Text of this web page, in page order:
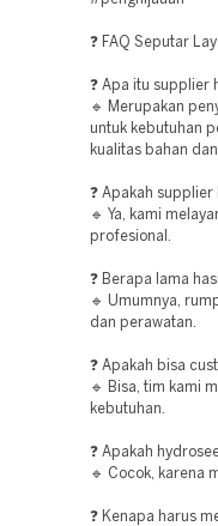
❓ FAQ Seputar
❓ Apa itu supplier
🔹 Merupakan
untuk kebutuhan
kualitas bahan
❓ Apakah
🔹 Ya, kami
profesional.
❓ Berapa lama
🔹 Umumnya,
dan perawatan.
❓ Apakah bisa
🔹 Bisa, tim kami
kebutuhan.
❓ Apakah
🔹 Cocok, karena
❓ Kenapa harus